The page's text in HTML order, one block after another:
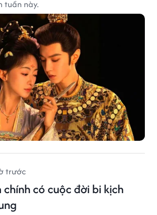
tuần này.
trước
có cuộc đời bi kịch